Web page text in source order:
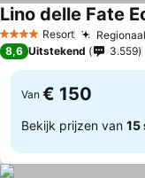
4 SterrenResort
Lino delle Fate
8,6 Uitstekend 3.559
Van € 150
Bekijk prijzen van 15